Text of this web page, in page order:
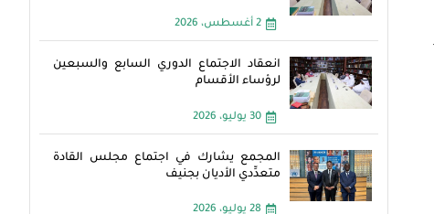
2 أغسطس، 2026
انعقاد الاجتماع الدوري السابع والسبعين
لرؤساء الأقسام
30 يوليو، 2026
المجمع يشارك في اجتماع مجلس القادة
متعدِّدي الأديان بجنيف
28 يوليو، 2026